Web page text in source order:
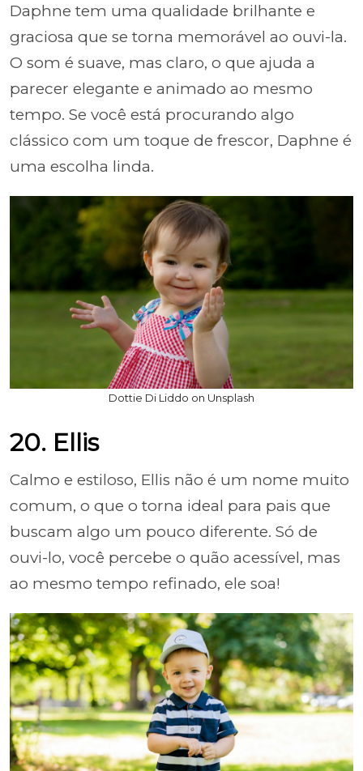
Daphne tem uma qualidade brilhante e
graciosa que se torna memorável ao ouvi-la.
O som é suave, mas claro, o que ajuda a
parecer elegante e animado ao mesmo
tempo. Se você está procurando algo
clássico com um toque de frescor, Daphne é
uma escolha linda.
Dottie Di Liddo on Unsplash
20. Ellis
Calmo e estiloso, Ellis não é um nome muito
comum, o que o torna ideal para pais que
buscam algo um pouco diferente. Só de
ouvi-lo, você percebe o quão acessível, mas
ao mesmo tempo refinado, ele soa!